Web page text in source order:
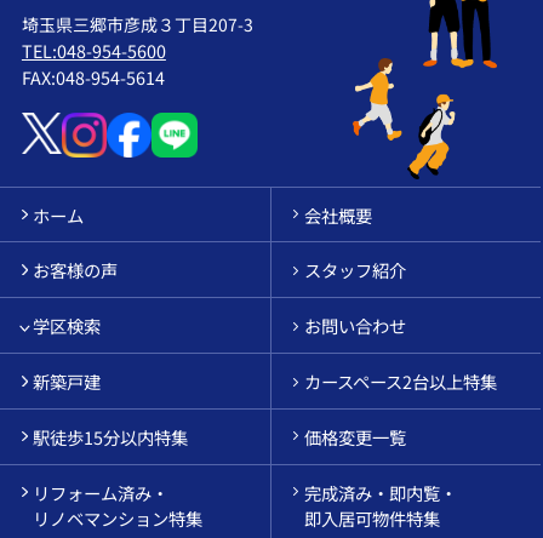
埼玉県三郷市彦成３丁目207-3
TEL:048-954-5600
FAX:048-954-5614
ホーム 会社概要
お客様の声 スタッフ紹介
学区検索 お問い合わせ
新築戸建 カースペース2台以上特集
駅徒歩15分以内特集 価格変更一覧
リフォーム済み・
リノベマンション特集
完成済み・即内覧・
即入居可物件特集